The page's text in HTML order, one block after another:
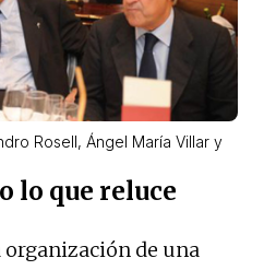
Rosell, Ángel María Villar y
lo que reluce
organización de una